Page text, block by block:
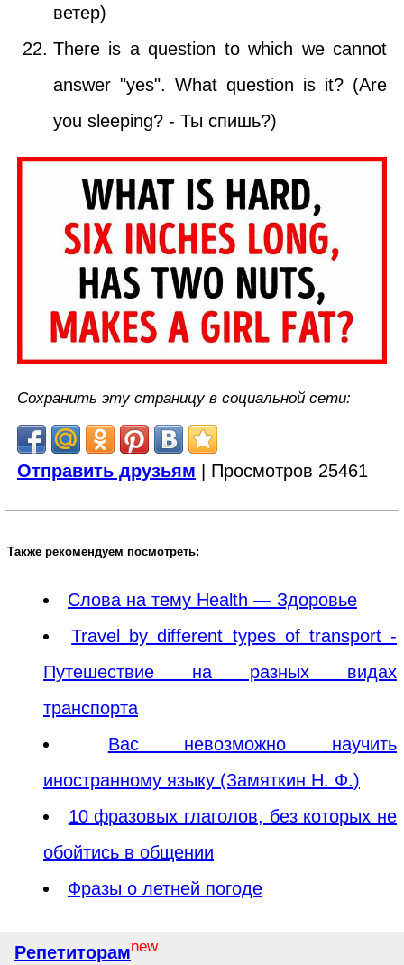
ветер)
There is a question to which we cannot
answer "yes". What question is it? (Are
you sleeping? - Ты спишь?)
Сохранить эту страницу в социальной сети:
Отправить друзьям | Просмотров 25461
Также рекомендуем посмотреть:
Слова на тему Health — Здоровье
Travel by different types of transport -
Путешествие на разных видах
транспорта
Вас невозможно научить
иностранному языку (Замяткин Н. Ф.)
10 фразовых глаголов, без которых не
обойтись в общении
Фразы о летней погоде
Репетиторамnew